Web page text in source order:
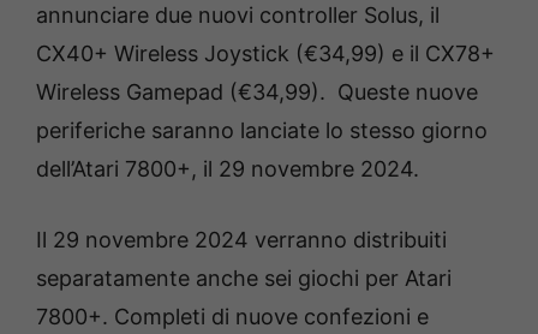
annunciare due nuovi controller Solus, il
CX40+ Wireless Joystick (€34,99) e il CX78+
Wireless Gamepad (€34,99). Queste nuove
periferiche saranno lanciate lo stesso giorno
dell’Atari 7800+, il 29 novembre 2024.
Il 29 novembre 2024 verranno distribuiti
separatamente anche sei giochi per Atari
7800+. Completi di nuove confezioni e